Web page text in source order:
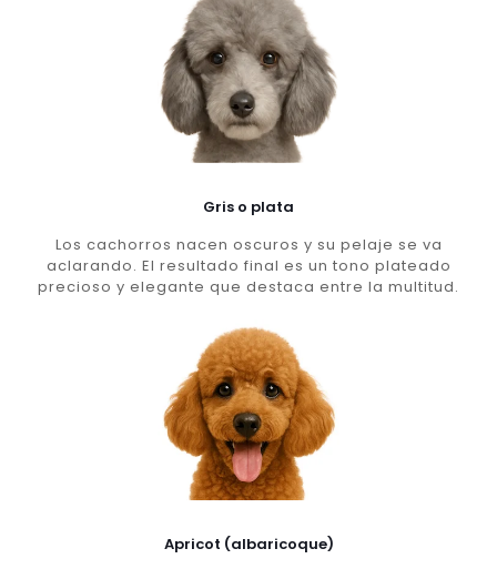
Gris o plata
Los cachorros nacen oscuros y su pelaje se va
aclarando. El resultado final es un tono plateado
precioso y elegante que destaca entre la multitud.
Apricot (albaricoque)